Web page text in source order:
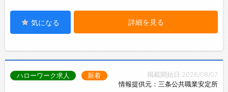
気になる 詳細を見る
掲載開始日:2026/08/07
情報提供元：三条公共職業安定所
ハローワーク求人 新着